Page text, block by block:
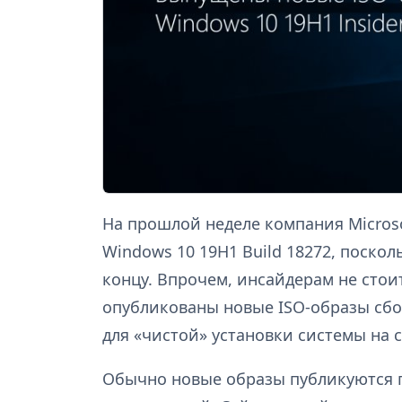
На прошлой неделе компания
Windows 10 19H1 Build 18272,
концу. Впрочем, инсайдерам не
опубликованы новые ISO-образы
для «чистой» установки системы на
Обычно новые образы публикуются